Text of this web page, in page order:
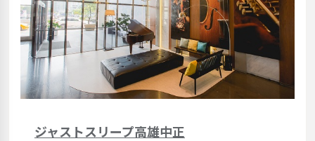
ジャストスリープ高雄中正